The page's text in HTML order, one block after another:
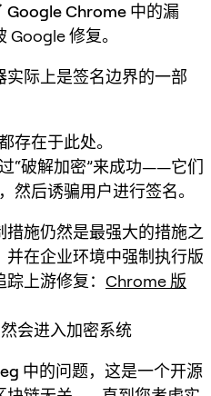
Google Chrome 中的漏
Google 修复。
际上是签名边界的一部
存在于此处。
“破解加密”来成功——它们
然后诱骗用户进行签名。
施仍然是最强大的措施之
在企业环境中强制执行版
上游修复： Chrome 版
会进入加密系统
中的问题，这是一个开源